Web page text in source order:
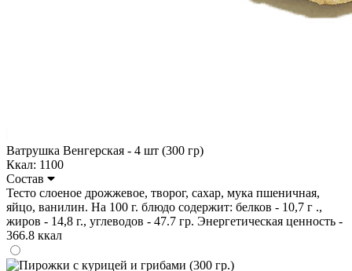
Ватрушка Венгерская - 4 шт (300 гр)
Ккал: 1100
Состав
Тесто слоеное дрожжевое, творог, сахар, мука пшеничная,
яйцо, ванилин. На 100 г. блюдо содержит: белков - 10,7 г .,
жиров - 14,8 г., углеводов - 47.7 гр. Энергетическая ценность -
366.8 ккал